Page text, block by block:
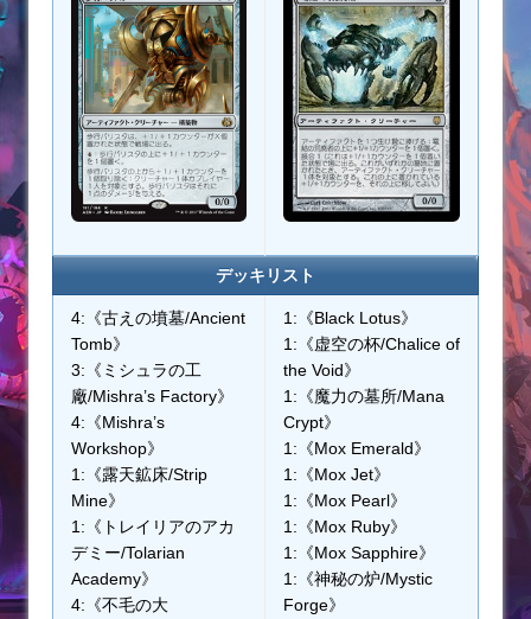
デッキリスト
4:《古えの墳墓/Ancient
Tomb》
3:《ミシュラの工
廠/Mishra’s Factory》
4:《Mishra’s
Workshop》
1:《露天鉱床/Strip
Mine》
1:《トレイリアのアカ
デミー/Tolarian
Academy》
4:《不毛の大
1:《Black Lotus》
1:《虚空の杯/Chalice of
the Void》
1:《魔力の墓所/Mana
Crypt》
1:《Mox Emerald》
1:《Mox Jet》
1:《Mox Pearl》
1:《Mox Ruby》
1:《Mox Sapphire》
1:《神秘の炉/Mystic
Forge》